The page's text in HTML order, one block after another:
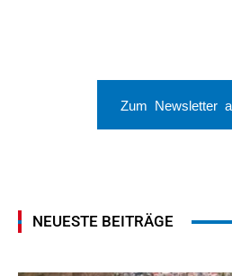
Zum Newsletter
NEUESTE BEITRÄGE